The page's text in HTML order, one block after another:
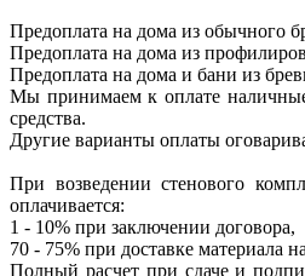
Предоплата на дома из обычного
Предоплата на дома из
Предоплата на дома и бани из
Мы принимаем к оплате
средства.
Другие варианты оплаты
При возведении стенового
оплачивается:
1 - 10% при заключении договора,
70 - 75% при доставке материала
Полный расчет при сдаче и